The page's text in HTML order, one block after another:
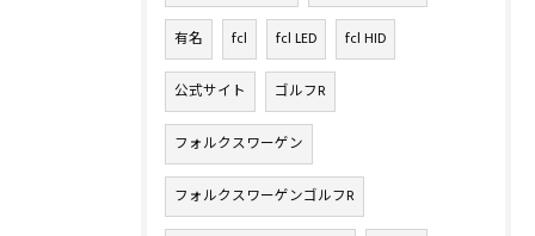
有名 fcl fcl LED fcl HID
公式サイト ゴルフR
フォルクスワーゲン
フォルクスワーゲンゴルフR